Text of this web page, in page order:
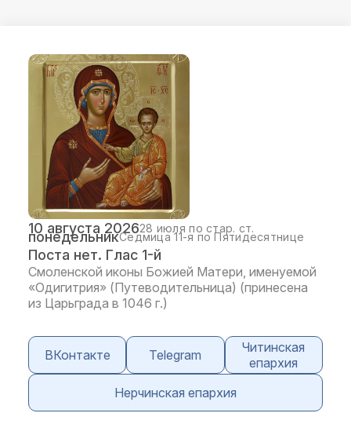
10 августа 202628 июля по стар. ст.
понедельникСедмица 11-я по Пятидесятнице
Поста нет. Глас 1-й
Смоленской иконы Божией Матери, именуемой
«Одигитрия» (Путеводительница) (принесена
из Царьграда в 1046 г.)
ВКонтакте Telegram
Читинская
епархия
Нерчинская епархия